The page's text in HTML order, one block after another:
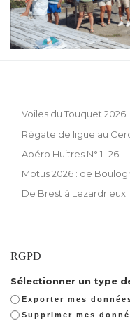
Voiles du Touquet 2026
Régate de ligue au
Apéro Huitres N° 1- 26
Motus 2026 : de
De Brest à Lezardrieux
RGPD
Sélectionner un type
Exporter mes
Supprimer mes